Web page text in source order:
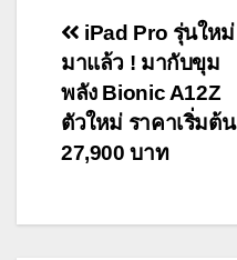
Post
navigation
iPad Pro รุ่นใหม่
มาแล้ว ! มากับขุม
พลัง Bionic A12Z
ตัวใหม่ ราคาเริ่มต้น
27,900 บาท